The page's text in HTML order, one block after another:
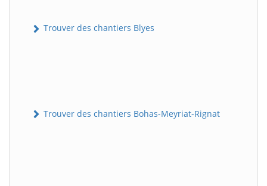
Trouver des chantiers Blyes
Trouver des chantiers Bohas-Meyriat-Rignat